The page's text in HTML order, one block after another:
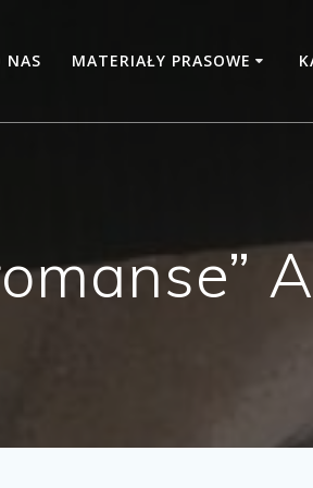
NAS MATERIAŁY PRASOWE